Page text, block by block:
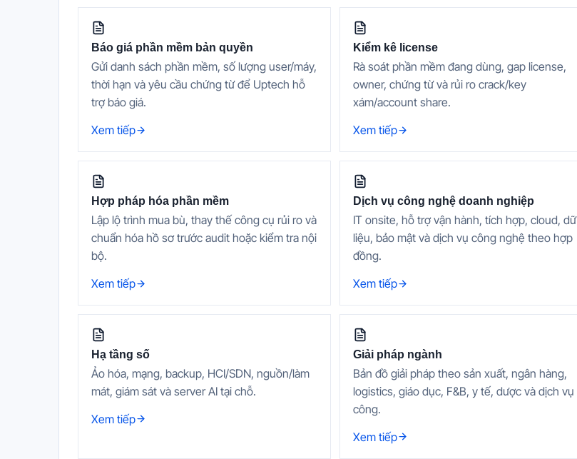
Báo giá phần mềm bản quyền
Gửi danh sách phần mềm, số lượng user/máy,
thời hạn và yêu cầu chứng từ để Uptech hỗ
trợ báo giá.
Xem tiếp
Kiểm kê license
Rà soát phần mềm đang dùng, gap license,
owner, chứng từ và rủi ro crack/key
xám/account share.
Xem tiếp
Hợp pháp hóa phần mềm
Lập lộ trình mua bù, thay thế công cụ rủi ro và
chuẩn hóa hồ sơ trước audit hoặc kiểm tra nội
bộ.
Xem tiếp
Dịch vụ công nghệ doanh nghiệp
IT onsite, hỗ trợ vận hành, tích hợp, cloud, dữ
liệu, bảo mật và dịch vụ công nghệ theo hợp
đồng.
Xem tiếp
Hạ tầng số
Ảo hóa, mạng, backup, HCI/SDN, nguồn/làm
mát, giám sát và server AI tại chỗ.
Xem tiếp
Giải pháp ngành
Bản đồ giải pháp theo sản xuất, ngân hàng,
logistics, giáo dục, F&B, y tế, dược và dịch vụ
công.
Xem tiếp